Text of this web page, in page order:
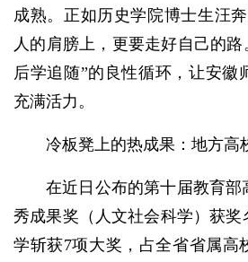
成熟。正如历史学院博士生汪
人的肩膀上，更要走好自己的
后学追随”的良性循环，让安徽
充满活力。
冷板凳上的热成果：地方高
在近日公布的第十届教育
秀成果奖（人文社会科学）获奖
学斩获7项大奖，占全省省属高